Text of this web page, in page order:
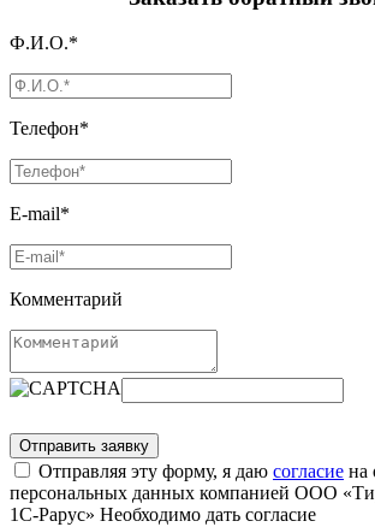
Ф.И.О.*
Телефон*
E-mail*
Комментарий
Отправляя эту форму, я даю согласие на
персональных данных компанией ООО
1С-Рарус» Необходимо дать согласие